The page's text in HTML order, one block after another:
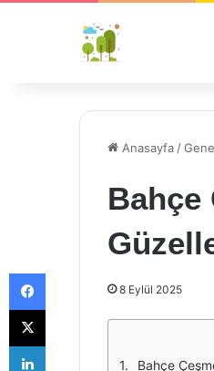
Anasayfa /
Bahçe
8 Eylül 2025
Bahçe
Facebook
X
LinkedIn